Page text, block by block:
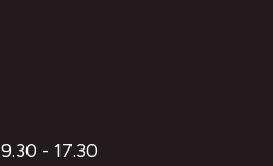
9.30 - 17.30